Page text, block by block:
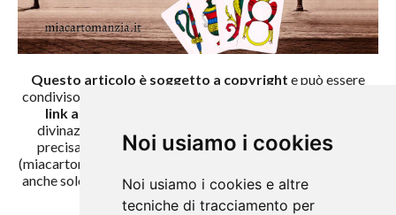
Noi usiamo i cookies
Noi usiamo i cookies e altre
tecniche di tracciamento per
Questo articolo è soggetto a copyright e può essere
condiviso in internet, anche tramite social, soltanto tramite
link alla fonte
divinazione-26-carte-napoletane.php), avendo cura di
precisare inoltre l'autore (Mia Cuagliono) e il sito web
(miacartomanzia.it). È vietata la riproduzione del contenuto,
anche solo parziale. Ogni abuso sarà perseguito a norma di
legge.